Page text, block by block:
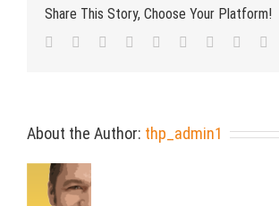
Share This Story, Choose Your Platform!
Facebook
TwitterLinkedIn
Reddit WhatsappGoogle+
Tumblr
About the Author: thp_admin1